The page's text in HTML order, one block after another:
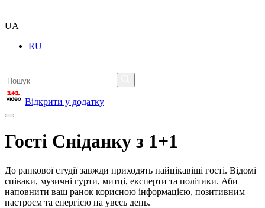
UA
RU
Відкрити у додатку
Гості Сніданку з 1+1
До ранкової студії завжди приходять найцікавіші гості. Відомі
співаки, музичні гурти, митці, експерти та політики. Аби
наповнити ваш ранок корисною інформацією, позитивним
настроєм та енергією на увесь день.